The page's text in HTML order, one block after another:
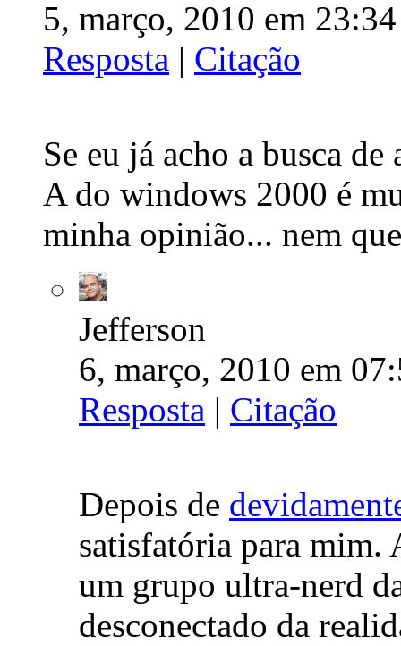
5, março, 2010 em
Resposta | Citação
Se eu já acho a busca
A do windows 2000 é
minha opinião... nem
Jefferson
6, março, 2010 em
Resposta | Citação
Depois de
satisfatória para mim.
um grupo ultra-nerd
desconectado da